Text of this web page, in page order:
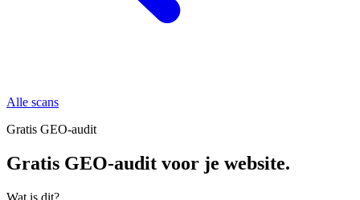
Alle scans
Gratis GEO-audit
Gratis GEO-audit voor je website.
Wat is dit?